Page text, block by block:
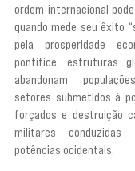
ordem internacional
quando mede seu êxito
pela prosperidade
pontífice, estruturas
abandonam
setores submetidos à
forçados e destruição
militares
potências ocidentais.